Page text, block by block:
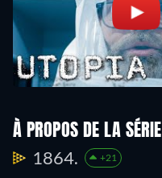
À PROPOS DE LA SÉRIE
1864. +21